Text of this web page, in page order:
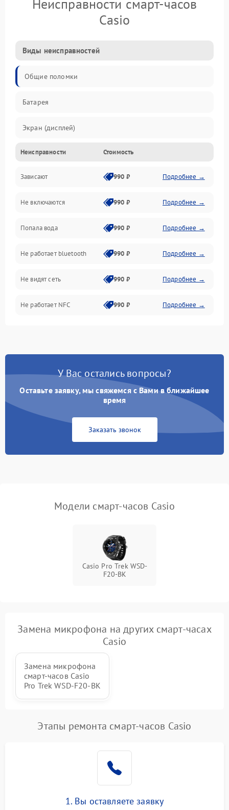
Неисправности смарт-часов
Casio
Виды неисправностей
Общие поломки
Батарея
Экран (дисплей)
Электропитание
Датчики
Связь
Дисплей
Разговор (микрофон, динамик)
Неисправности Стоимость
Зависают 990 ₽ Подробнее →
Не включаются 990 ₽ Подробнее →
Попала вода 990 ₽ Подробнее →
Не работает bluetooth 990 ₽ Подробнее →
Не видят сеть 990 ₽ Подробнее →
Не работает NFC 990 ₽ Подробнее →
У Вас остались вопросы?
Оставьте заявку, мы свяжемся с Вами в ближайшее
время
Заказать звонок
Модели смарт-часов Casio
Casio Pro Trek WSD-
F20-BK
Замена микрофона на других смарт-часах
Casio
Замена микрофона
смарт-часов Casio
Pro Trek WSD-F20-BK
Этапы ремонта смарт-часов Casio
1. Вы оставляете заявку